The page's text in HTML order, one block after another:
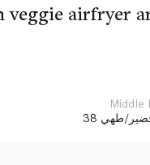
veggie airfryer
Middle
طهي